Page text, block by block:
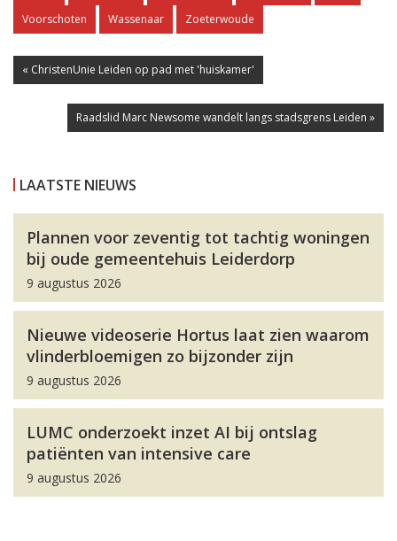
Voorschoten
Wassenaar Zoeterwoude
« ChristenUnie Leiden op pad met 'huiskamer'
Raadslid Marc Newsome wandelt langs stadsgrens Leiden »
LAATSTE NIEUWS
Plannen voor zeventig tot tachtig woningen
bij oude gemeentehuis Leiderdorp
9 augustus 2026
Nieuwe videoserie Hortus laat zien waarom
vlinderbloemigen zo bijzonder zijn
9 augustus 2026
LUMC onderzoekt inzet AI bij ontslag
patiënten van intensive care
9 augustus 2026